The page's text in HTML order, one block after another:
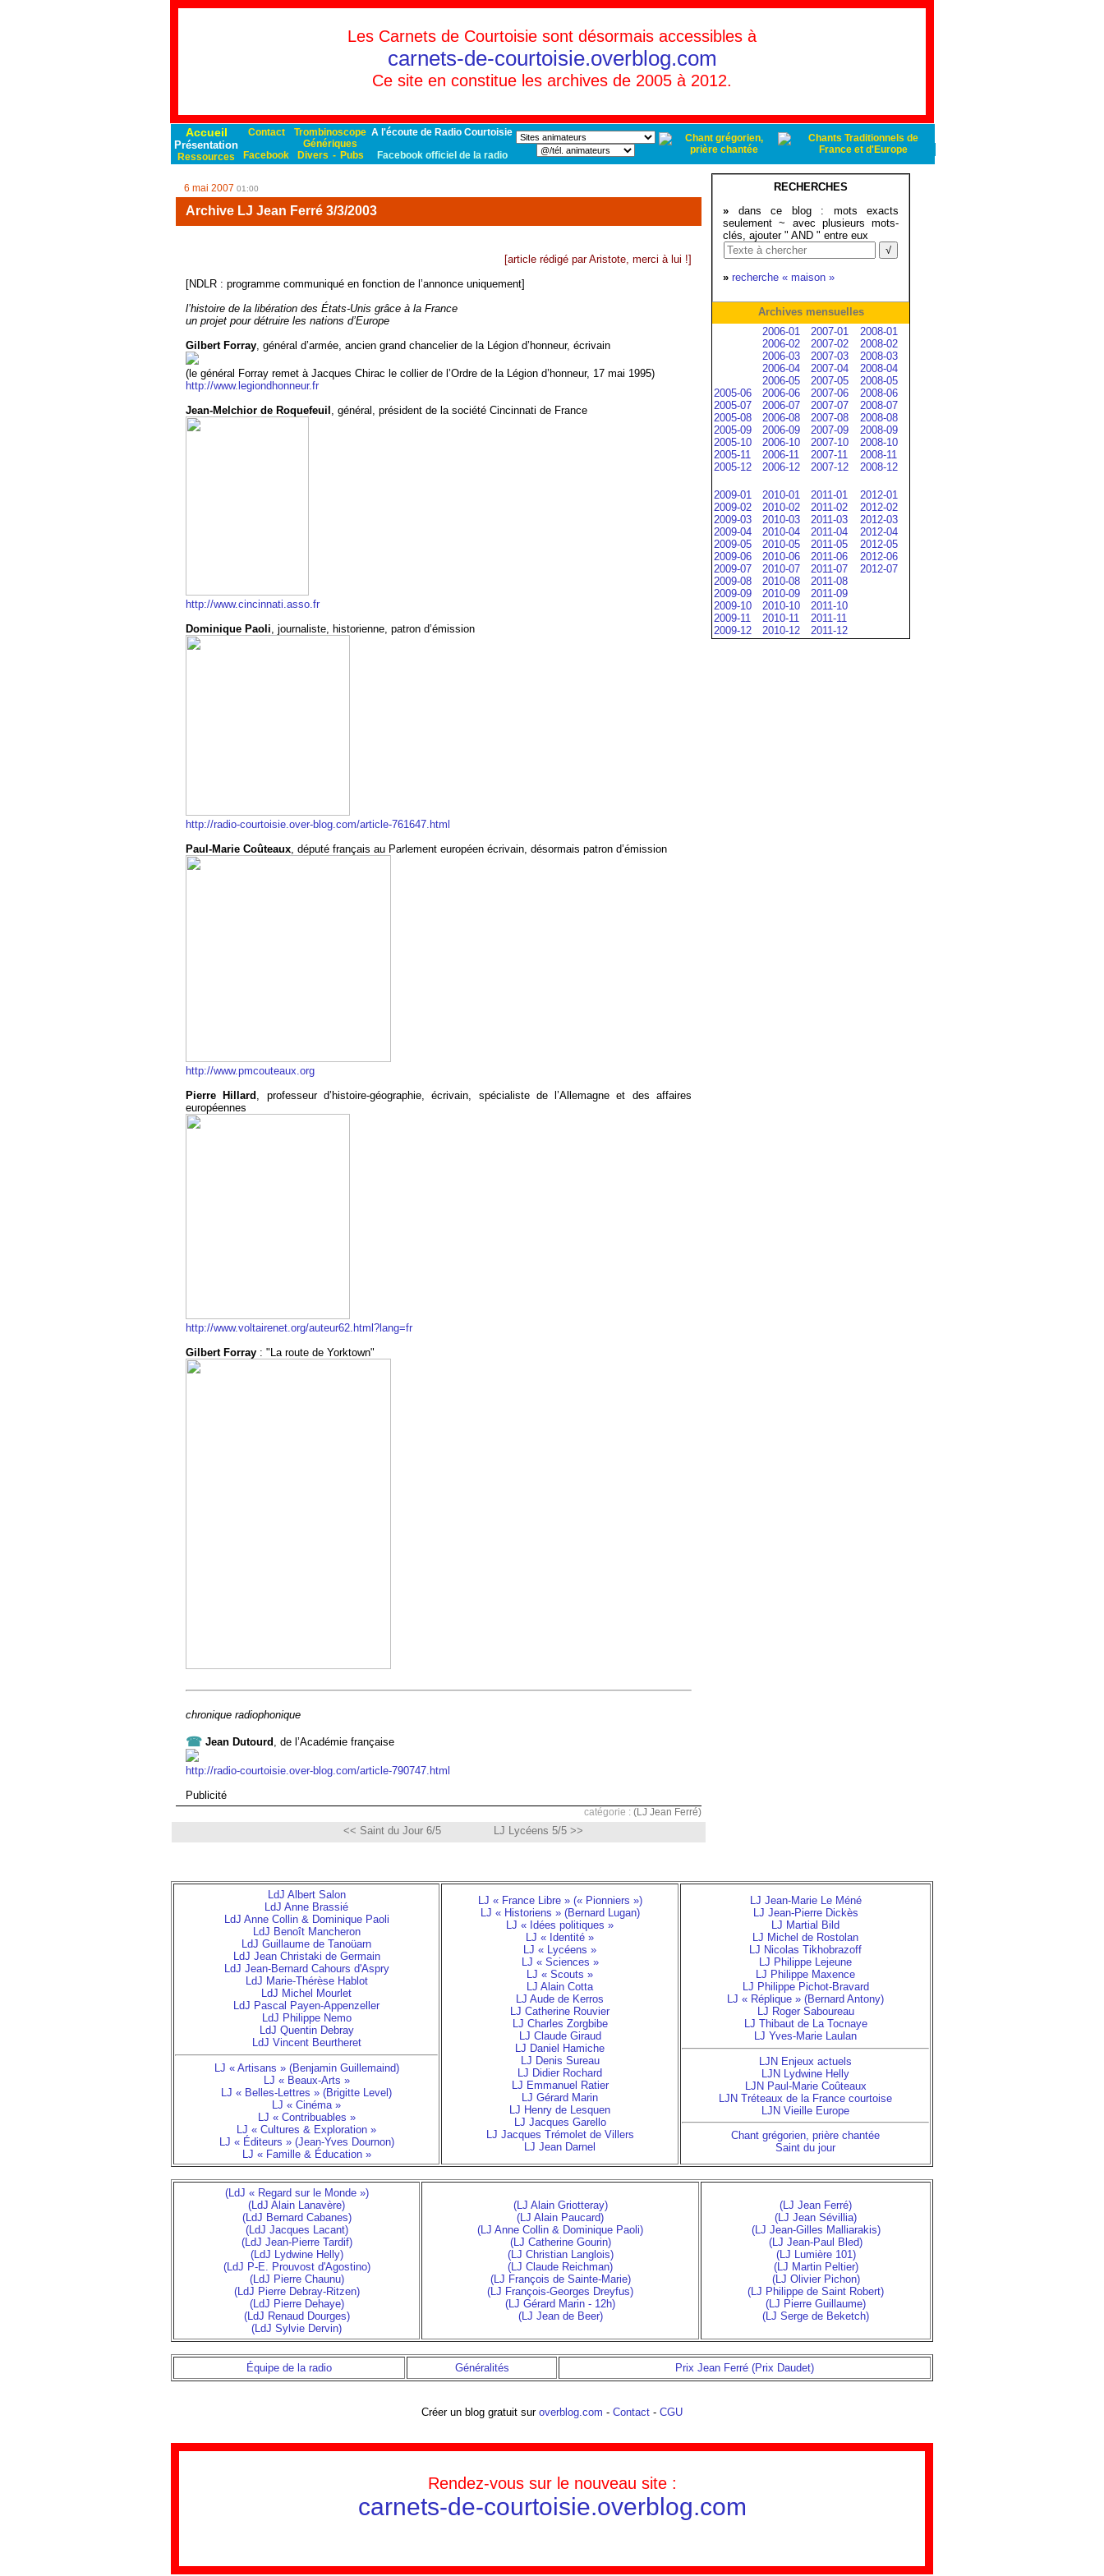
Les Carnets de Courtoisie sont désormais accessibles à
carnets-de-courtoisie.overblog.com
Ce site en constitue les archives de 2005 à 2012.
Accueil
Présentation
Ressources
Contact
Facebook
Trombinoscope
Génériques
Divers - Pubs
A l'écoute de Radio Courtoisie
Facebook officiel de la radio
6 mai 2007 01:00
Archive LJ Jean Ferré 3/3/2003
[article rédigé par Aristote, merci à lui !]
[NDLR : programme communiqué en fonction de l’annonce uniquement]
l’histoire de la libération des États-Unis grâce à la France
un projet pour détruire les nations d’Europe
Gilbert Forray, général d’armée, ancien grand chancelier de la Légion d’honneur, écrivain
(le général Forray remet à Jacques Chirac le collier de l’Ordre de la Légion d’honneur, 17 mai 1995)
http://www.legiondhonneur.fr
Jean-Melchior de Roquefeuil , général, président de la société Cincinnati de France
http://www.cincinnati.asso.fr
Dominique Paoli, journaliste, historienne, patron d’émission
http://radio-courtoisie.over-blog.com/article-761647.html
Paul-Marie Coûteaux, député français au Parlement européen écrivain, désormais patron d’émission
http://www.pmcouteaux.org
Pierre Hillard , professeur d’histoire-géographie, écrivain, spécialiste de l’Allemagne et des affaires
européennes
http://www.voltairenet.org/auteur62.html?lang=fr
Gilbert Forray : "La route de Yorktown"
chronique radiophonique
☎ Jean Dutourd , de l’Académie française
http://radio-courtoisie.over-blog.com/article-790747.html
Publicité
catégorie : (LJ Jean Ferré)
<< Saint du Jour 6/5 LJ Lycéens 5/5 >>
RECHERCHES
» dans ce blog : mots exacts
seulement ~ avec plusieurs mots-
clés, ajouter " AND " entre eux
» recherche « maison »
Archives mensuelles
2005-06
2005-07
2005-08
2005-09
2005-10
2005-11
2005-12
2006-01
2006-02
2006-03
2006-04
2006-05
2006-06
2006-07
2006-08
2006-09
2006-10
2006-11
2006-12
2007-01
2007-02
2007-03
2007-04
2007-05
2007-06
2007-07
2007-08
2007-09
2007-10
2007-11
2007-12
2008-01
2008-02
2008-03
2008-04
2008-05
2008-06
2008-07
2008-08
2008-09
2008-10
2008-11
2008-12
2009-01
2009-02
2009-03
2009-04
2009-05
2009-06
2009-07
2009-08
2009-09
2009-10
2009-11
2009-12
2010-01
2010-02
2010-03
2010-04
2010-05
2010-06
2010-07
2010-08
2010-09
2010-10
2010-11
2010-12
2011-01
2011-02
2011-03
2011-04
2011-05
2011-06
2011-07
2011-08
2011-09
2011-10
2011-11
2011-12
2012-01
2012-02
2012-03
2012-04
2012-05
2012-06
2012-07
LdJ Albert Salon
LdJ Anne Brassié
LdJ Anne Collin & Dominique Paoli
LdJ Benoît Mancheron
LdJ Guillaume de Tanoüarn
LdJ Jean Christaki de Germain
LdJ Jean-Bernard Cahours d'Aspry
LdJ Marie-Thérèse Hablot
LdJ Michel Mourlet
LdJ Pascal Payen-Appenzeller
LdJ Philippe Nemo
LdJ Quentin Debray
LdJ Vincent Beurtheret
LJ « Artisans » (Benjamin Guillemaind)
LJ « Beaux-Arts »
LJ « Belles-Lettres » (Brigitte Level)
LJ « Cinéma »
LJ « Contribuables »
LJ « Cultures & Exploration »
LJ « Éditeurs » (Jean-Yves Dournon)
LJ « Famille & Éducation »
LJ « France Libre » (« Pionniers »)
LJ « Historiens » (Bernard Lugan)
LJ « Idées politiques »
LJ « Identité »
LJ « Lycéens »
LJ « Sciences »
LJ « Scouts »
LJ Alain Cotta
LJ Aude de Kerros
LJ Catherine Rouvier
LJ Charles Zorgbibe
LJ Claude Giraud
LJ Daniel Hamiche
LJ Denis Sureau
LJ Didier Rochard
LJ Emmanuel Ratier
LJ Gérard Marin
LJ Henry de Lesquen
LJ Jacques Garello
LJ Jacques Trémolet de Villers
LJ Jean Darnel
LJ Jean-Marie Le Méné
LJ Jean-Pierre Dickès
LJ Martial Bild
LJ Michel de Rostolan
LJ Nicolas Tikhobrazoff
LJ Philippe Lejeune
LJ Philippe Maxence
LJ Philippe Pichot-Bravard
LJ « Réplique » (Bernard Antony)
LJ Roger Saboureau
LJ Thibaut de La Tocnaye
LJ Yves-Marie Laulan
LJN Enjeux actuels
LJN Lydwine Helly
LJN Paul-Marie Coûteaux
LJN Tréteaux de la France courtoise
LJN Vieille Europe
Chant grégorien, prière chantée
Saint du jour
(LdJ « Regard sur le Monde »)
(LdJ Alain Lanavère)
(LdJ Bernard Cabanes)
(LdJ Jacques Lacant)
(LdJ Jean-Pierre Tardif)
(LdJ Lydwine Helly)
(LdJ P-E. Prouvost d'Agostino)
(LdJ Pierre Chaunu)
(LdJ Pierre Debray-Ritzen)
(LdJ Pierre Dehaye)
(LdJ Renaud Dourges)
(LdJ Sylvie Dervin)
(LJ Alain Griotteray)
(LJ Alain Paucard)
(LJ Anne Collin & Dominique Paoli)
(LJ Catherine Gourin)
(LJ Christian Langlois)
(LJ Claude Reichman)
(LJ François de Sainte-Marie)
(LJ François-Georges Dreyfus)
(LJ Gérard Marin - 12h)
(LJ Jean de Beer)
(LJ Jean Ferré)
(LJ Jean Sévillia)
(LJ Jean-Gilles Malliarakis)
(LJ Jean-Paul Bled)
(LJ Lumière 101)
(LJ Martin Peltier)
(LJ Olivier Pichon)
(LJ Philippe de Saint Robert)
(LJ Pierre Guillaume)
(LJ Serge de Beketch)
Équipe de la radio Généralités Prix Jean Ferré (Prix Daudet)
Créer un blog gratuit sur overblog.com - Contact - CGU
Rendez-vous sur le nouveau site :
carnets-de-courtoisie.overblog.com